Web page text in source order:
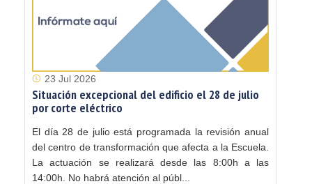
23 Jul 2026
Situación excepcional del edificio el 28 de julio
por corte eléctrico
El día 28 de julio está programada la revisión anual
del centro de transformación que afecta a la Escuela.
La actuación se realizará desde las 8:00h a las
14:00h. No habrá atención al públ...